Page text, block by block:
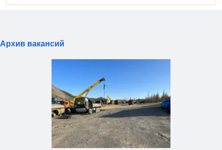
Архив вакансий